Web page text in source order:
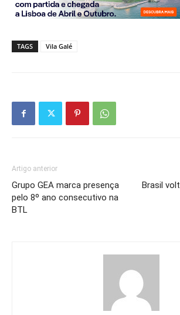
TAGS Vila Galé
Artigo anterior
Grupo GEA marca presença
pelo 8º ano consecutivo na
BTL
Brasil